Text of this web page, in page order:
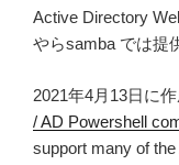
Active Directory
やらsamba では提
2021年4月13日に
/ AD Powershell
support many of